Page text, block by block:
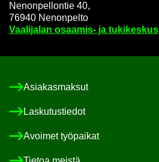
Ne­non­pel­lon­tie 40,
76940 Ne­non­pel­to
Vaa­li­ja­lan osaamis-​ ja tu­ki­kes­kus
Asia­kas­mak­sut
Las­ku­tus­tie­dot
Avoi­met työ­pai­kat